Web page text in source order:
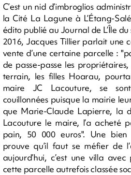
C’est un nid d’imbroglios
la Cité La Lagune à L’Étang-
édito publié au Journal de L’Île
2016, Jacques Tillier parlait une
vente d’une certaine parcelle :
de passe-passe les
terrain, les filles Hoarau,
maire JC Lacouture, se
couillonnées puisque la mairie
que Marie-Claude Lapierre, la
Lacouture le maire, l’a acheté
pain, 50 000 euros". Une
prouve qu’il faut se méfier
aujourd’hui, c’est une villa
cette parcelle autrefois classée